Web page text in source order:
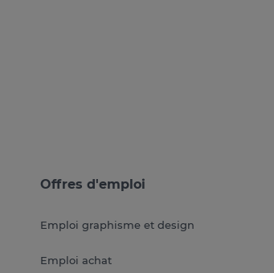
Offres d'emploi
Emploi graphisme et design
Emploi achat